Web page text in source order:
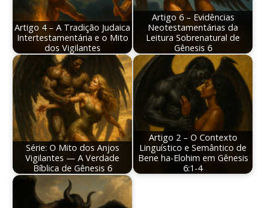
Artigo 4 – A Tradição Judaica
Intertestamentária e o Mito
dos Vigilantes
Artigo 6 – Evidências
Neotestamentárias da
Leitura Sobrenatural de
Gênesis 6
Série: O Mito dos Anjos
Vigilantes — A Verdade
Bíblica de Gênesis 6
Artigo 2 – O Contexto
Linguístico e Semântico de
Bene ha-Elohim em Gênesis
6:1-4